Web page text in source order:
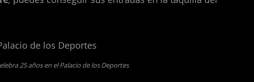
25 años en el Palacio de los Deportes